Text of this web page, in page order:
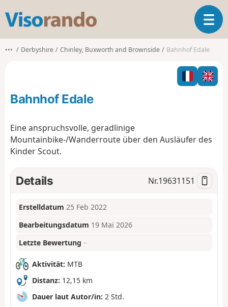
s
o
T
o
l
e
n
a
o
n
••• Derbyshire Chinley, Buxworth and Brownside Bahnhof Edale
Bahnhof Edale
Eine anspruchsvolle, geradlinige
Mountainbike-/Wanderroute über den Ausläufer des
Kinder Scout.
Details Nr.19631151
Erstelldatum 25 Feb 2022
Bearbeitungsdatum 19 Mai 2026
Letzte Bewertung –
Aktivität: MTB
Distanz: 12,15 km
Dauer laut Autor/in: 2 Std.